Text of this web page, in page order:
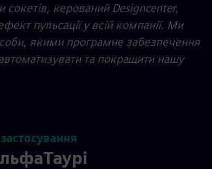
сокетів, керований Designcenter,
пульсації у всій компанії. Ми
якими програмне забезпечення
та покращити нашу